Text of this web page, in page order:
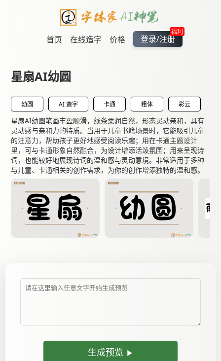
首页 在线造字 价格
福利
登录/注册
星扇AI幼圆
幼圆 AI 造字 卡通 粗体 彩云
星扇AI幼圆笔画丰盈顺滑，线条柔润自然，形态灵动亲和，具有
灵动感与亲和力的特质。当用于儿童书籍场景时，它能吸引儿童
的注意力，帮助孩子更好地感受阅读乐趣；用在卡通主题设计
里，可与卡通形象自然融合，为设计增添活泼氛围；用来呈现诗
词，也能较好地展现诗词的温和感与灵动意境。非常适用于多种
与儿童、卡通相关的创作需求，为你的创作增添独特的温和感。
生成预览